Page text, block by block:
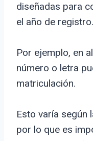
diseñadas para
el año de registro.
Por ejemplo, en
número o letra
matriculación.
Esto varía según
por lo que es